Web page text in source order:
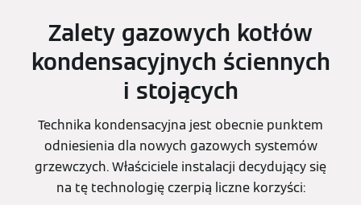
Zalety gazowych kotłów
kondensacyjnych ściennych
i stojących
Technika kondensacyjna jest obecnie punktem
odniesienia dla nowych gazowych systemów
grzewczych. Właściciele instalacji decydujący się
na tę technologię czerpią liczne korzyści: